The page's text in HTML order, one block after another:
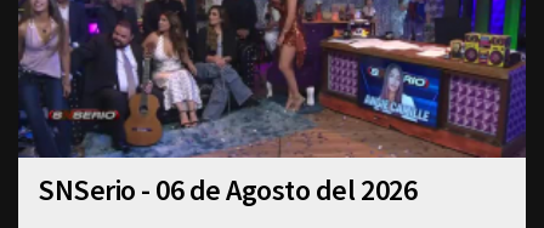
SNSerio - 06 de Agosto del 2026